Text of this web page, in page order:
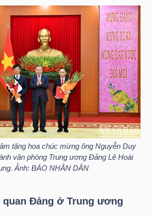
tặng hoa chúc mừng ông Nguyễn Duy
văn phòng Trung ương Đảng Lê Hoài
Ảnh: BÁO NHÂN DÂN
quan Đảng ở Trung ương